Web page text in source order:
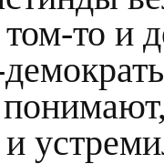
том-то и